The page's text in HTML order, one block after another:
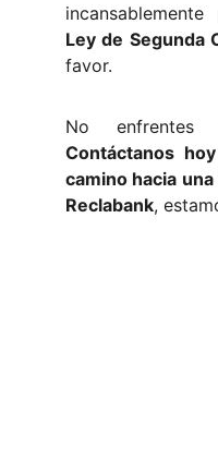
Ley de Segunda
favor.
No enfrentes
Contáctanos
camino hacia
Reclabank,